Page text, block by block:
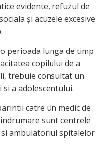
evidente, refuzul de
şi acuzele excesive
perioada lunga de timp
copilului de a
trebuie consultat un
a adolescentului.
catre un medic de
sunt centrele
ambulatoriul spitalelor